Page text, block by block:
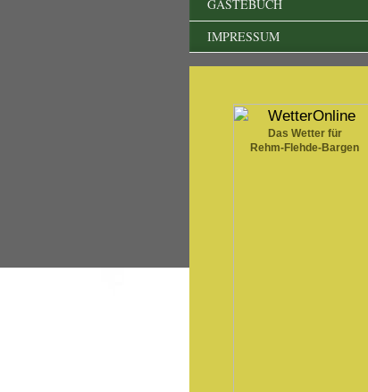
GÄSTEBUCH
IMPRESSUM
Das Wetter für
Rehm-Flehde-Bargen